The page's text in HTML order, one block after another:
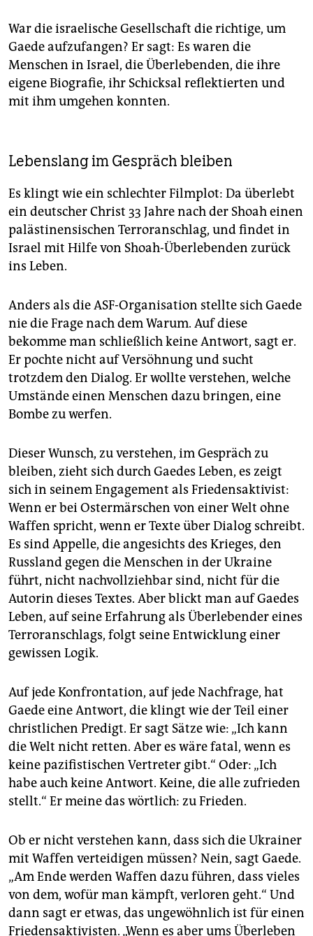
War die israelische Gesellschaft die richtige, um
Gaede aufzufangen? Er sagt: Es waren die
Menschen in Israel, die Überlebenden, die ihre
eigene Biografie, ihr Schicksal reflektierten und
mit ihm umgehen konnten.
Lebenslang im Gespräch bleiben
Es klingt wie ein schlechter Filmplot: Da überlebt
ein deutscher Christ 33 Jahre nach der Shoah einen
palästinensischen Terroranschlag, und findet in
Israel mit Hilfe von Shoah-Überlebenden zurück
ins Leben.
Anders als die ASF-Organisation stellte sich Gaede
nie die Frage nach dem Warum. Auf diese
bekomme man schließlich keine Antwort, sagt er.
Er pochte nicht auf Versöhnung und sucht
trotzdem den Dialog. Er wollte verstehen, welche
Umstände einen Menschen dazu bringen, eine
Bombe zu werfen.
Dieser Wunsch, zu verstehen, im Gespräch zu
bleiben, zieht sich durch Gaedes Leben, es zeigt
sich in seinem Engagement als Friedensaktivist:
Wenn er bei Ostermärschen von einer Welt ohne
Waffen spricht, wenn er Texte über Dialog schreibt.
Es sind Appelle, die angesichts des Krieges, den
Russland gegen die Menschen in der Ukraine
führt, nicht nachvollziehbar sind, nicht für die
Autorin dieses Textes. Aber blickt man auf Gaedes
Leben, auf seine Erfahrung als Überlebender eines
Terroranschlags, folgt seine Entwicklung einer
gewissen Logik.
Auf jede Konfrontation, auf jede Nachfrage, hat
Gaede eine Antwort, die klingt wie der Teil einer
christlichen Predigt. Er sagt Sätze wie: „Ich kann
die Welt nicht retten. Aber es wäre fatal, wenn es
keine pazifistischen Vertreter gibt.“ Oder: „Ich
habe auch keine Antwort. Keine, die alle zufrieden
stellt.“ Er meine das wörtlich: zu Frieden.
Ob er nicht verstehen kann, dass sich die Ukrainer
mit Waffen verteidigen müssen? Nein, sagt Gaede.
„Am Ende werden Waffen dazu führen, dass vieles
von dem, wofür man kämpft, verloren geht.“ Und
dann sagt er etwas, das ungewöhnlich ist für einen
Friedensaktivisten. „Wenn es aber ums Überleben